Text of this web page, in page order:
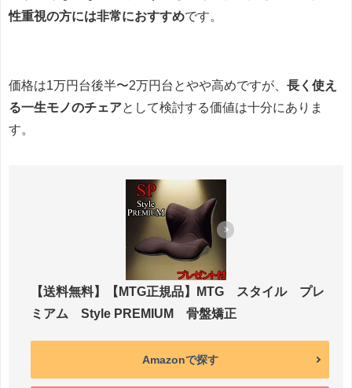
性重視の方には非常におすすめです。
価格は1万円台後半〜2万円台とやや高めですが、 長く使え
る一生モノのチェアとして検討する価値は十分にありま
す。
【送料無料】【MTG正規品】MTG スタイル プレ
ミアム Style PREMIUM 骨盤矯正
Amazonで探す